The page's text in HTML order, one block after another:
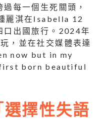
每一個生死關頭，
麗淇在Isabella 12
口出國旅行。2024年
，並在社交媒體表達
now but in my
first born beautiful
擇性失語